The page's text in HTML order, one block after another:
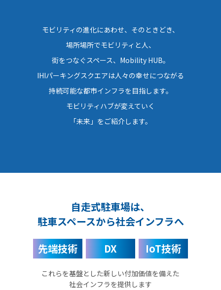
モビリティの進化にあわせ、そのときどき、
場所場所でモビリティと人、
街をつなぐスペース、Mobility HUB。
IHIパーキングスクエアは人々の幸せにつながる
持続可能な都市インフラを目指します。
モビリティハブが変えていく
「未来」をご紹介します。
自走式駐車場は、
駐車スペースから社会インフラへ
先端技術
DX IoT技術
これらを基盤とした新しい付加価値を備えた
社会インフラを提供します